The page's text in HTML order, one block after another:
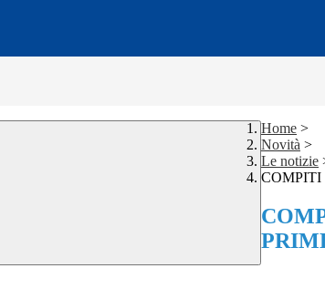
Home >
Novità >
Le notizie
COMPITI